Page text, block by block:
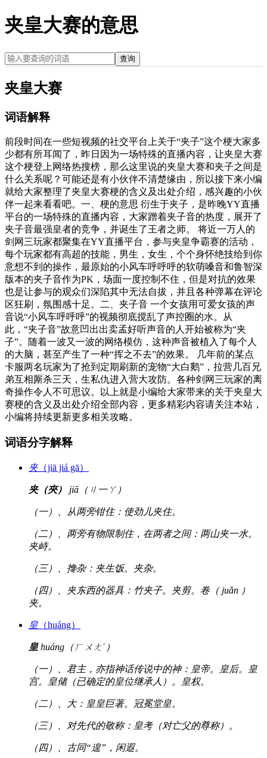
夹皇大赛的意思
查询
夹皇大赛
词语解释
前段时间在一些短视频的社交平台上关于“夹子”这个梗大家多
少都有所耳闻了，昨日因为一场特殊的直播内容，让夹皇大赛
这个梗登上网络热搜榜，那么这里说的夹皇大赛和夹子之间是
什么关系呢？可能还是有小伙伴不清楚缘由，所以接下来小编
就给大家整理了夹皇大赛梗的含义及出处介绍，感兴趣的小伙
伴一起来看看吧。一、梗的意思 衍生于夹子，是昨晚YY直播
平台的一场特殊的直播内容，大家蹭着夹子音的热度，展开了
夹子音最强皇者的竞争，并诞生了王者之师。 将近一万人的
剑网三玩家都聚集在YY直播平台，参与夹皇争霸赛的活动，
每个玩家都有高超的技能，男生，女生，个个身怀绝技给到你
意想不到的操作，最原始的小风车呼呼呼的软萌嗓音和鲁智深
版本的夹子音作为PK，场面一度控制不住，但是对抗的效果
也是让参与的观众们深陷其中无法自拔，并且各种弹幕在评论
区狂刷，氛围感十足。二、夹子音 一个女孩用可爱女孩的声
音说“小风车呼呼呼”的视频彻底搅乱了声控圈的水。从
此，“夹子音”故意凹出出卖孟好听声音的人开始被称为“夹
子”。随着一波又一波的网络模仿，这种声音被植入了每个人
的大脑，甚至产生了一种“挥之不去”的效果。 几年前的某点
卡服两名玩家为了抢到定期刷新的宠物“大白鹅”，拉营几百兄
弟互相厮杀三天，生私仇进入营大攻防。各种剑网三玩家的离
奇操作令人不可思议。以上就是小编给大家带来的关于夹皇大
赛梗的含义及出处介绍全部内容，更多精彩内容请关注本站，
小编将持续更新更多相关攻略。
词语分字解释
夹 （jiā jiá gā）
夹（夾） jiā（ㄐ一ㄚ）
（一）、从两旁钳住：使劲儿夹住。
（二）、两旁有物限制住，在两者之间：两山夹一水。
夹峙。
（三）、搀杂：夹生饭。夹杂。
（四）、夹东西的器具：竹夹子。夹剪。卷（ juǎn ）
夹。
皇 （huáng）
皇huáng（ㄏㄨㄤˊ）
（一）、君主，亦指神话传说中的神：皇帝。皇后。皇
宫。皇储（已确定的皇位继承人）。皇权。
（二）、大：皇皇巨著。冠冕堂皇。
（三）、对先代的敬称：皇考（对亡父的尊称）。
（四）、古同“遑”，闲遐。